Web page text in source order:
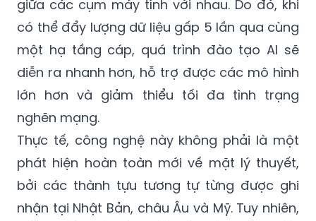
giữa các cụm máy tính với nhau. Do đó, khi
có thể đẩy lượng dữ liệu gấp 5 lần qua cùng
một hạ tầng cáp, quá trình đào tạo AI sẽ
diễn ra nhanh hơn, hỗ trợ được các mô hình
lớn hơn và giảm thiểu tối đa tình trạng
nghẽn mạng.
Thực tế, công nghệ này không phải là một
phát hiện hoàn toàn mới về mặt lý thuyết,
bởi các thành tựu tương tự từng được ghi
nhận tại Nhật Bản, châu Âu và Mỹ. Tuy nhiên,